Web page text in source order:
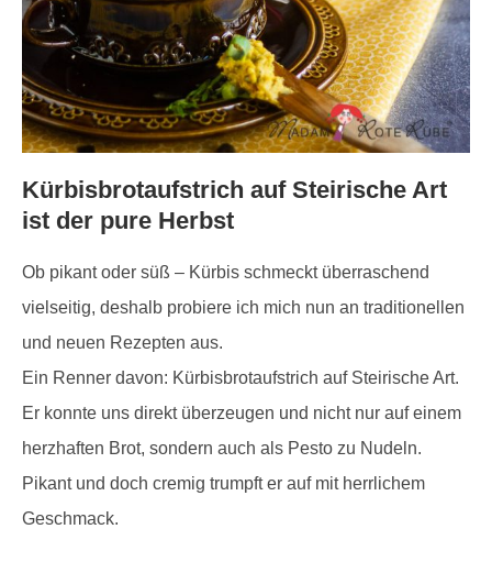
Kürbisbrotaufstrich auf Steirische Art
ist der pure Herbst
Ob pikant oder süß – Kürbis schmeckt überraschend
vielseitig, deshalb probiere ich mich nun an traditionellen
und neuen Rezepten aus.
Ein Renner davon: Kürbisbrotaufstrich auf Steirische Art.
Er konnte uns direkt überzeugen und nicht nur auf einem
herzhaften Brot, sondern auch als Pesto zu Nudeln.
Pikant und doch cremig trumpft er auf mit herrlichem
Geschmack.